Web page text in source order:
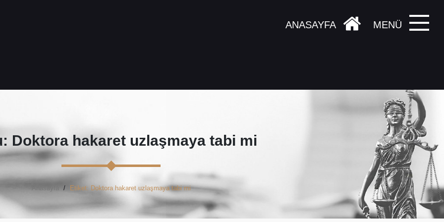
MENÜ
ANASAYFA
Doktora hakaret uzlaşmaya tabi mi
Anasayfa Etiket: Doktora hakaret uzlaşmaya tabi mi